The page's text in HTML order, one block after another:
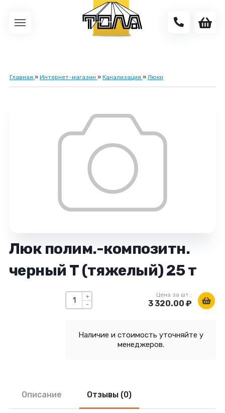
Главная » Интернет-магазин » Канализация » Люки
Люк полим.-композитн.
черный Т (тяжелый) 25 т
-
+ Цена за шт.:
3 320.00 ₽
Наличие и стоимость уточняйте у
менеджеров.
Описание Отзывы (0)